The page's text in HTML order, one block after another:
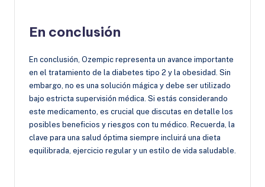
En conclusión
En conclusión, Ozempic representa un avance importante
en el tratamiento de la diabetes tipo 2 y la obesidad. Sin
embargo, no es una solución mágica y debe ser utilizado
bajo estricta supervisión médica. Si estás considerando
este medicamento, es crucial que discutas en detalle los
posibles beneficios y riesgos con tu médico. Recuerda, la
clave para una salud óptima siempre incluirá una dieta
equilibrada, ejercicio regular y un estilo de vida saludable.